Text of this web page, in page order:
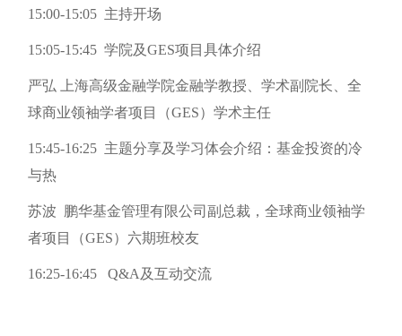
15:00-15:05 主持开场
15:05-15:45 学院及GES项目具体介绍
严弘 上海高级金融学院金融学教授、学术副院长、全
球商业领袖学者项目（GES）学术主任
15:45-16:25 主题分享及学习体会介绍：基金投资的冷
与热
苏波 鹏华基金管理有限公司副总裁，全球商业领袖学
者项目（GES）六期班校友
16:25-16:45 Q&A及互动交流